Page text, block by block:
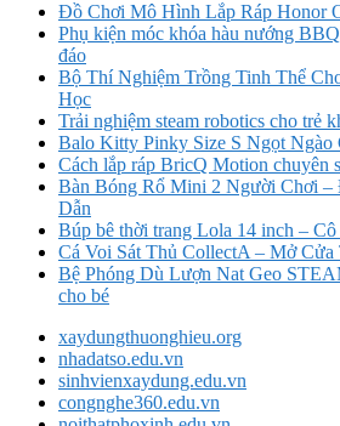
Đồ Chơi Mô Hình Lắp Ráp Honor
Phụ kiện móc khóa hàu nướng
đáo
Bộ Thí Nghiệm Trồng Tinh Thể
Học
Trải nghiệm steam robotics cho trẻ
Balo Kitty Pinky Size S Ngọt Ngào
Cách lắp ráp BricQ Motion chuyên
Bàn Bóng Rổ Mini 2 Người Chơi
Dẫn
Búp bê thời trang Lola 14 inch – Cô
Cá Voi Sát Thủ CollectA – Mở
Bệ Phóng Dù Lượn Nat Geo
cho bé
xaydungthuonghieu.org
nhadatso.edu.vn
sinhvienxaydung.edu.vn
congnghe360.edu.vn